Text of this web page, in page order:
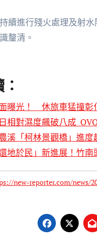
續進行殘火處理及射
釐清。
曝光！ 休旅車猛撞彰
相對濕度飆破八成
溪「柯林景觀橋」進
地於民」新進展！竹
new-reporter.com/news/